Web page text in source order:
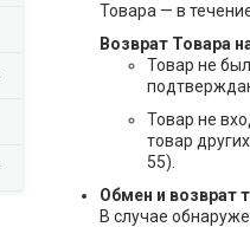
Товара — в
Возврат Товара
Товар не
Товар не
товар
55).
Обмен и возврат
В случае